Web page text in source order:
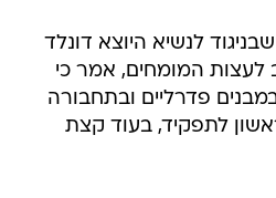
לנשיא היוצא דונלד
המומחים, אמר כי
פדרליים ובתחבורה
לתפקיד, בעוד קצת